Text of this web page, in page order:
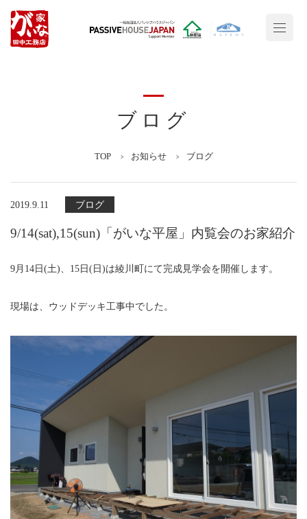
ブログ
TOP お知らせ ブログ
2019.9.11 ブログ
9/14(sat),15(sun)「がいな平屋」内覧会のお家紹介
9月14日(土)、15日(日)は綾川町にて完成見学会を開催します。
現場は、ウッドデッキ工事中でした。